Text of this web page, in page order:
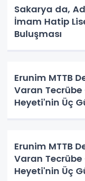
Sakarya da,
İmam Hatip
Buluşması
Erunim MTTB
Varan
Heyeti'nin Üç
Erunim MTTB
Varan
Heyeti'nin Üç